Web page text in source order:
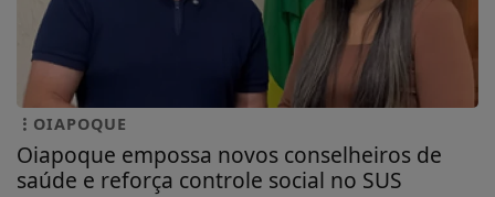
OIAPOQUE
Oiapoque empossa novos conselheiros de
saúde e reforça controle social no SUS